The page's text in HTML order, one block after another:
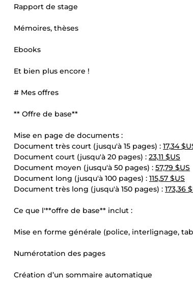
Rapport de stage
Mémoires, thèses
Ebooks
Et bien plus encore !
# Mes offres
** Offre de base**
Mise en page de documents :
Document très court (jusqu'à 15 pages) : 17,34
Document court (jusqu'à 20 pages) : 23,11 $US
Document moyen (jusqu'à 50 pages) : 57,79 $US
Document long (jusqu'à 100 pages) : 115,57 $US
Document très long (jusqu'à 150 pages) : 173,36
Ce que l'**offre de base** inclut :
Mise en forme générale (police, interlignage,
Numérotation des pages
Création d’un sommaire automatique